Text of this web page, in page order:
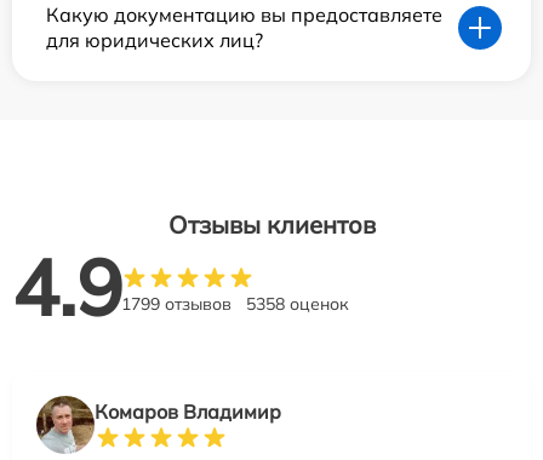
Какую документацию вы предоставляете
для юридических лиц?
Отзывы клиентов
4.91799 отзывов 5358 оценок
Комаров Владимир